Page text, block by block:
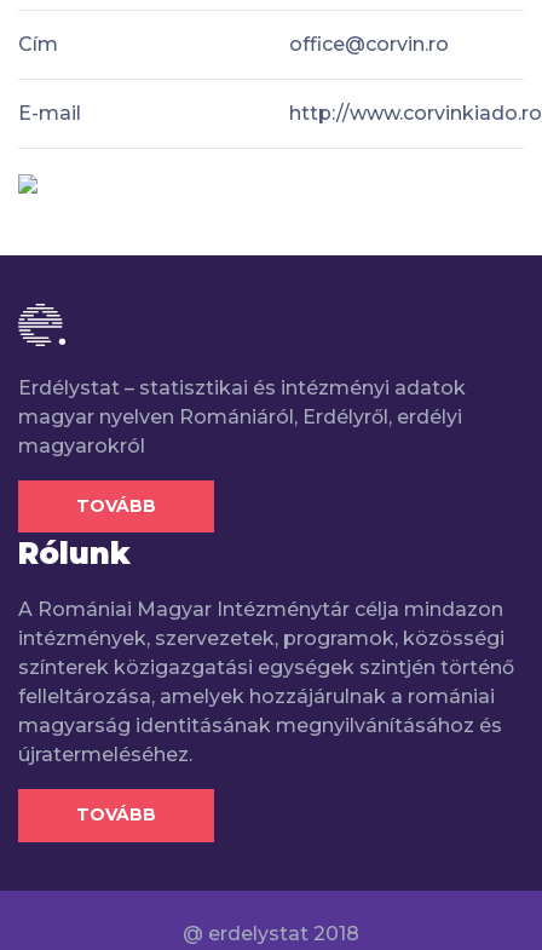
Cím office@corvin.ro
E-mail http://
Erdélystat – statisztikai és intézményi adatok
magyar nyelven Romániáról, Erdélyről, erdélyi
magyarokról
TOVÁBB
Rólunk
A Romániai Magyar Intézménytár célja mindazon
intézmények, szervezetek, programok, közösségi
színterek közigazgatási egységek szintjén történő
felleltározása, amelyek hozzájárulnak a romániai
magyarság identitásának megnyilvánításához és
újratermeléséhez.
TOVÁBB
@ erdelystat 2018